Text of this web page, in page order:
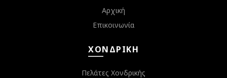
Αρχική
Επικοινωνία
ΧΟΝΔΡΙΚΉ
Πελάτες Χονδρικής